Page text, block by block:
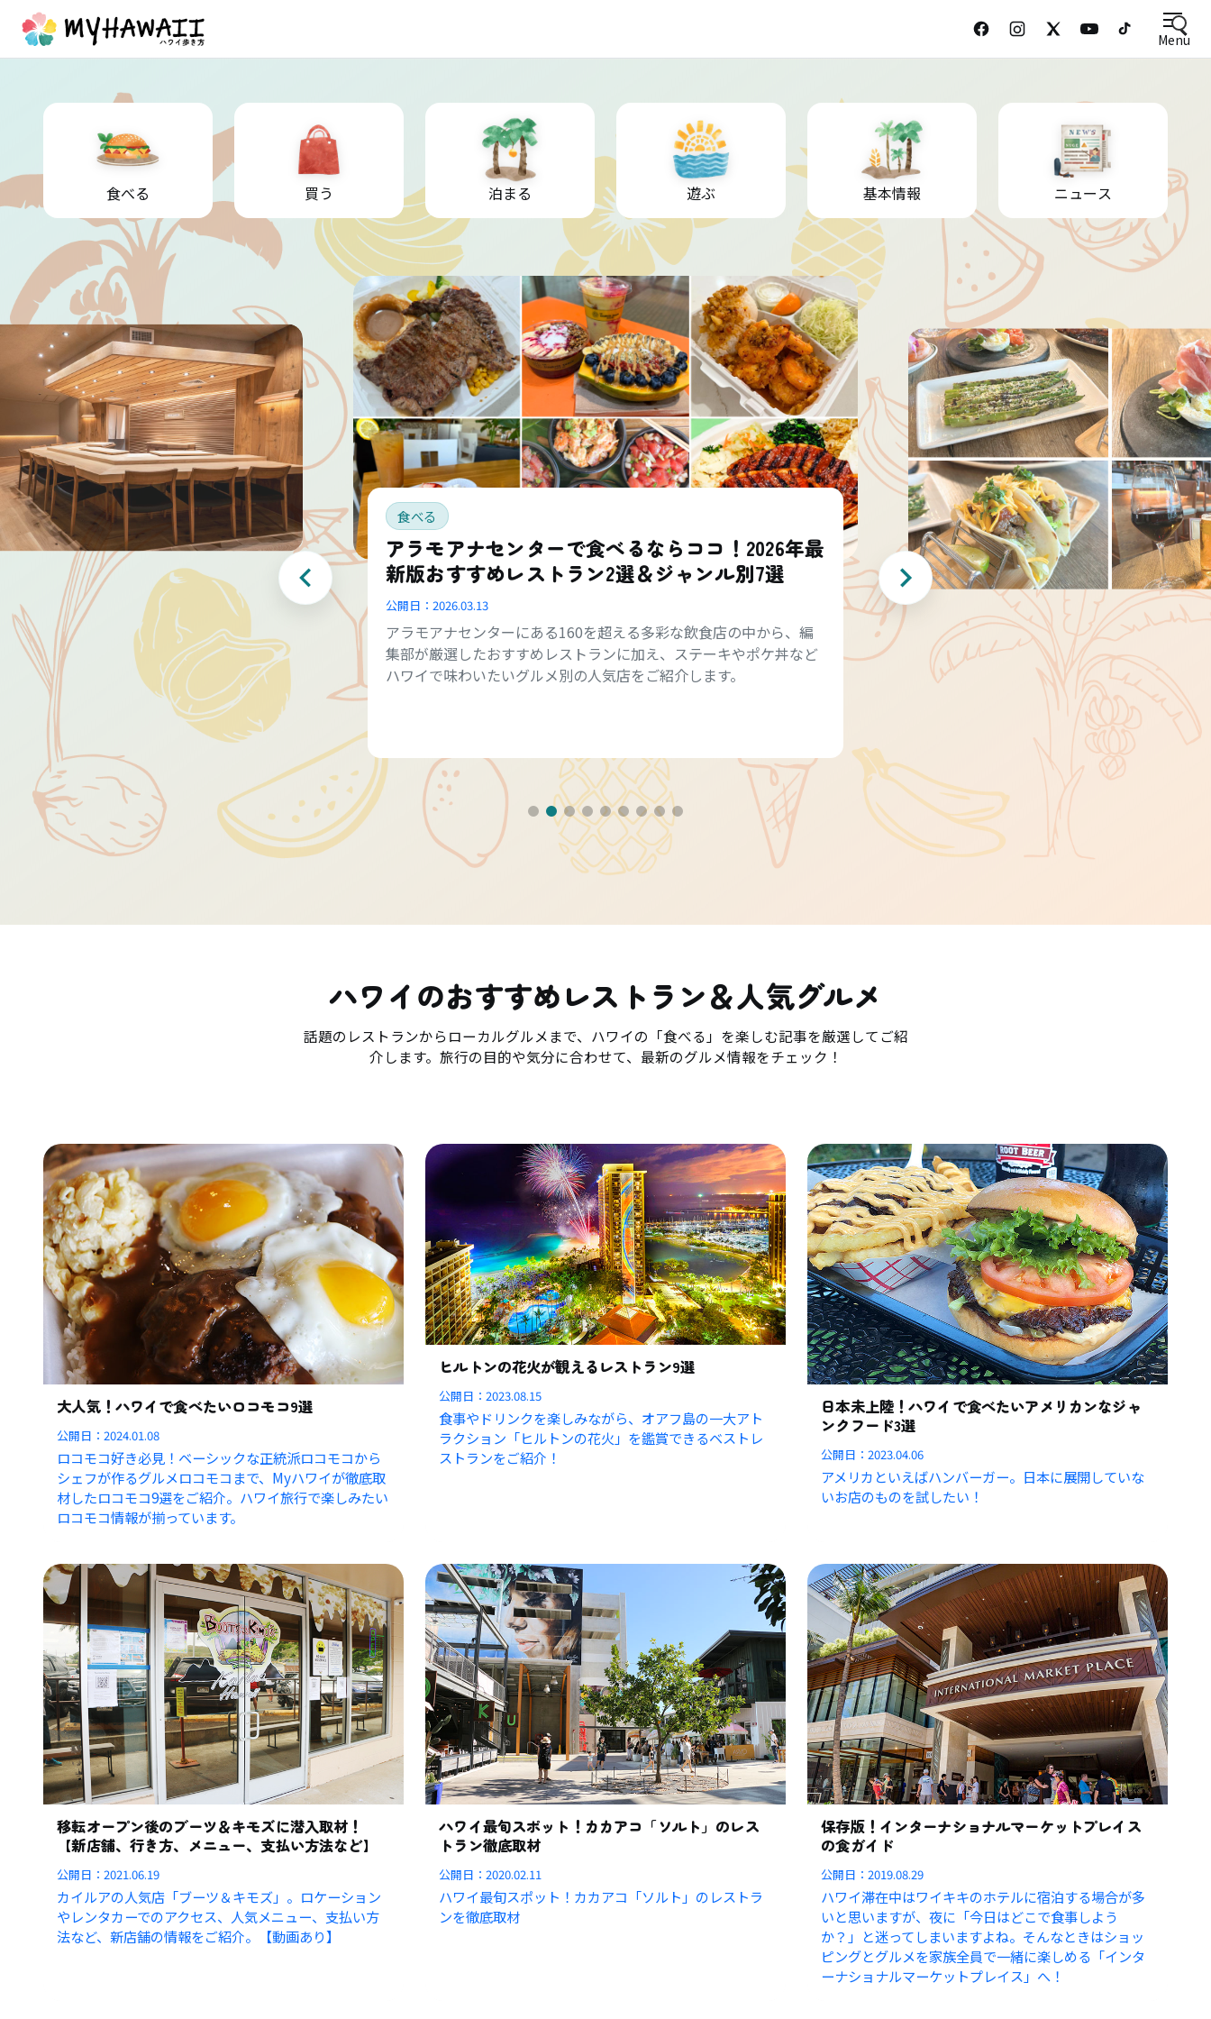
Menu
食べる 買う 泊まる 遊ぶ 基本情報 ニュース
食べる
アラモアナセンターで食べるならココ！2026年最
新版おすすめレストラン2選＆ジャンル別7選
公開日： 2026.03.13
アラモアナセンターにある160を超える多彩な飲食店の中から、編
集部が厳選したおすすめレストランに加え、ステーキやポケ丼など
ハワイで味わいたいグルメ別の人気店をご紹介します。
ハワイのおすすめレストラン＆人気グルメ
話題のレストランからローカルグルメまで、ハワイの「食べる」を楽しむ記事を厳選してご紹
介します。旅行の目的や気分に合わせて、最新のグルメ情報をチェック！
大人気！ハワイで食べたいロコモコ9選
公開日：2024.01.08
ロコモコ好き必見！ベーシックな正統派ロコモコから
シェフが作るグルメロコモコまで、Myハワイが徹底取
材したロコモコ9選をご紹介。ハワイ旅行で楽しみたい
ロコモコ情報が揃っています。
ヒルトンの花火が観えるレストラン9選
公開日：2023.08.15
食事やドリンクを楽しみながら、オアフ島の一大アト
ラクション「ヒルトンの花火」を鑑賞できるベストレ
ストランをご紹介！
日本未上陸！ハワイで食べたいアメリカンなジャ
ンクフード3選
公開日：2023.04.06
アメリカといえばハンバーガー。日本に展開していな
いお店のものを試したい！
移転オープン後のブーツ＆キモズに潜入取材！
【新店舗、行き方、メニュー、支払い方法など】
公開日：2021.06.19
カイルアの人気店「ブーツ＆キモズ」。ロケーション
やレンタカーでのアクセス、人気メニュー、支払い方
法など、新店舗の情報をご紹介。【動画あり】
ハワイ最旬スポット！カカアコ「ソルト」のレス
トラン徹底取材
公開日：2020.02.11
ハワイ最旬スポット！カカアコ「ソルト」のレストラ
ンを徹底取材
保存版！インターナショナルマーケットプレイス
の食ガイド
公開日：2019.08.29
ハワイ滞在中はワイキキのホテルに宿泊する場合が多
いと思いますが、夜に「今日はどこで食事しよう
か？」と迷ってしまいますよね。そんなときはショッ
ピングとグルメを家族全員で一緒に楽しめる「インタ
ーナショナルマーケットプレイス」へ！